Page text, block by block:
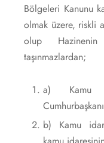
Bölgeleri Kanunu
olmak üzere, riskli
olup
taşınmazlardan;
a) Kamu
b) Kamu